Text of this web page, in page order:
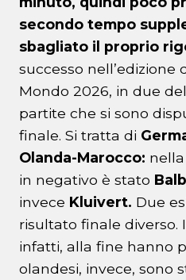
secondo tempo
sbagliato il proprio
successo nell’edizione
Mondo 2026, in due
partite che si sono
finale. Si tratta di
Olanda-Marocco:
in negativo è stato
invece Kluivert. Due
risultato finale diverso.
infatti, alla fine hanno
olandesi, invece, sono